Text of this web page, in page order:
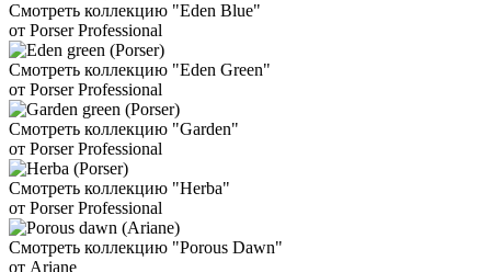
Смотреть коллекцию "Eden Blue"
от Porser Professional
Смотреть коллекцию "Eden Green"
от Porser Professional
Смотреть коллекцию "Garden"
от Porser Professional
Смотреть коллекцию "Herba"
от Porser Professional
Смотреть коллекцию "Porous Dawn"
от Ariane